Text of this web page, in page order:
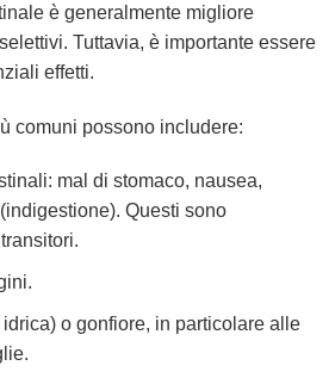
è generalmente migliore
Tuttavia, è importante essere
effetti.
comuni possono includere:
mal di stomaco, nausea,
Questi sono
o gonfiore, in particolare alle